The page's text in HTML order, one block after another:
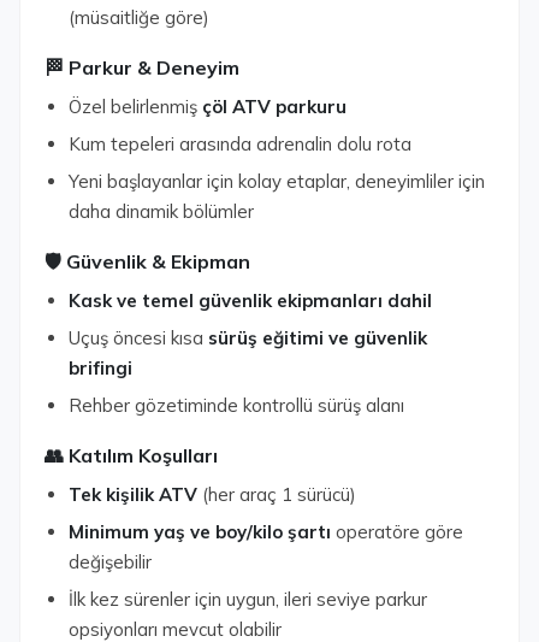
(müsaitliğe göre)
🏁 Parkur & Deneyim
Özel belirlenmiş çöl ATV parkuru
Kum tepeleri arasında adrenalin dolu rota
Yeni başlayanlar için kolay etaplar, deneyimliler için
daha dinamik bölümler
🛡️ Güvenlik & Ekipman
Kask ve temel güvenlik ekipmanları dahil
Uçuş öncesi kısa sürüş eğitimi ve güvenlik
brifingi
Rehber gözetiminde kontrollü sürüş alanı
👥 Katılım Koşulları
Tek kişilik ATV (her araç 1 sürücü)
Minimum yaş ve boy/kilo şartı operatöre göre
değişebilir
İlk kez sürenler için uygun, ileri seviye parkur
opsiyonları mevcut olabilir